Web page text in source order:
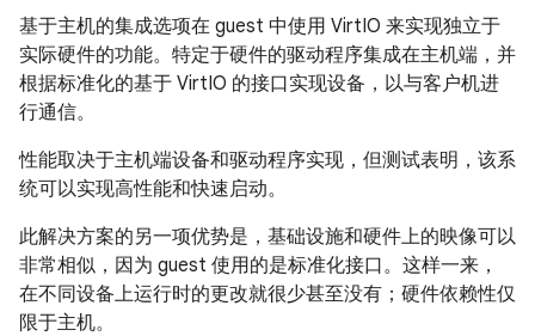
基于主机的集成选项在 guest 中使用 VirtIO 来实现独立于
实际硬件的功能。特定于硬件的驱动程序集成在主机端，并
根据标准化的基于 VirtIO 的接口实现设备，以与客户机进
行通信。
性能取决于主机端设备和驱动程序实现，但测试表明，该系
统可以实现高性能和快速启动。
此解决方案的另一项优势是，基础设施和硬件上的映像可以
非常相似，因为 guest 使用的是标准化接口。这样一来，
在不同设备上运行时的更改就很少甚至没有；硬件依赖性仅
限于主机。